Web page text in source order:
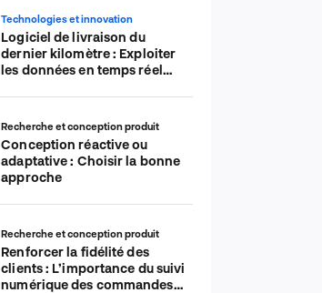
Technologies et innovation
Logiciel de livraison du
dernier kilomètre : Exploiter
les données en temps réel
Recherche et conception produit
Conception réactive ou
adaptative : Choisir la bonne
approche
Recherche et conception produit
Renforcer la fidélité des
clients : L’importance du suivi
numérique des commandes